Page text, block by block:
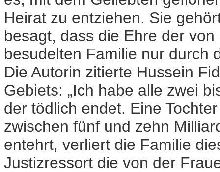
Heirat zu entziehen. Sie
besagt, dass die Ehre der
besudelten Familie nur durch
Die Autorin zitierte Hussein
Gebiets: „Ich habe alle zwei
der tödlich endet. Eine
zwischen fünf und zehn
entehrt, verliert die Familie
Justizressort die von der